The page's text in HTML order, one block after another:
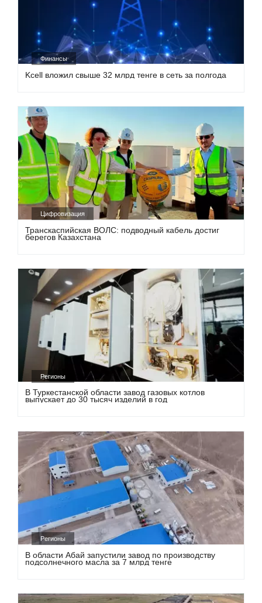
Финансы
Kcell вложил свыше 32 млрд тенге в сеть за полгода
Цифровизация
Транскаспийская ВОЛС: подводный кабель достиг
берегов Казахстана
Регионы
В Туркестанской области завод газовых котлов
выпускает до 30 тысяч изделий в год
Регионы
В области Абай запустили завод по производству
подсолнечного масла за 7 млрд тенге